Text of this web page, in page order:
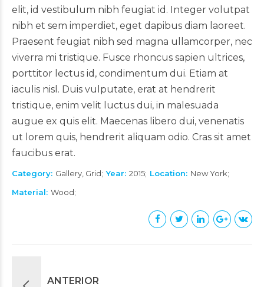
elit, id vestibulum nibh feugiat id. Integer volutpat
nibh et sem imperdiet, eget dapibus diam laoreet.
Praesent feugiat nibh sed magna ullamcorper, nec
viverra mi tristique. Fusce rhoncus sapien ultrices,
porttitor lectus id, condimentum dui. Etiam at
iaculis nisl. Duis vulputate, erat at hendrerit
tristique, enim velit luctus dui, in malesuada
augue ex quis elit. Maecenas libero dui, venenatis
ut lorem quis, hendrerit aliquam odio. Cras sit amet
faucibus erat.
Category Gallery, Grid Year 2015 Location
New York
Material Wood
ANTERIOR